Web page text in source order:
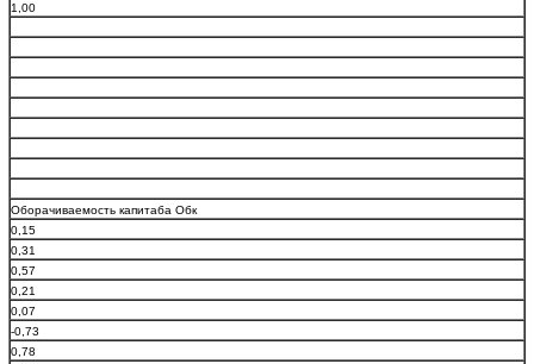
1,00
Оборачиваемость капитаба Обк
0,15
0,31
0,57
0,21
0,07
-0,73
0,78